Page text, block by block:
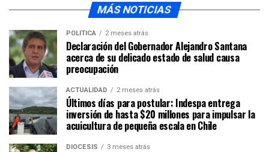
MÁS NOTICIAS
POLÍTICA 2 meses atrás
Declaración del Gobernador Alejandro Santana
acerca de su delicado estado de salud causa
preocupación
ACTUALIDAD 2 meses atrás
Últimos días para postular: Indespa entrega
inversión de hasta $20 millones para impulsar la
acuicultura de pequeña escala en Chile
DIÓCESIS 3 meses atrás